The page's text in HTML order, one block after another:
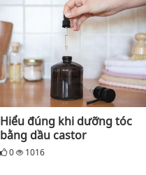
Hiểu đúng khi dưỡng tóc
bằng dầu castor
0 1016